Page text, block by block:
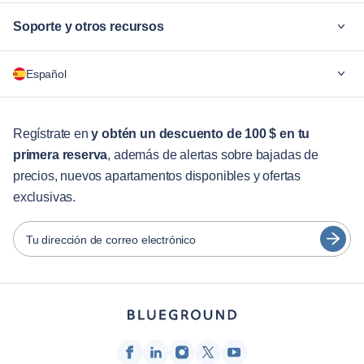
Soporte y otros recursos
Para las empresas
Servicios para huéspedes
Guías de ciudades
Socios
Operadores de alquiler amueblado
Propietarios
Socios de franquicia
Español
English
Português
Español
Français
Türkçe
Regístrate eny obtén un descuento de 100 $ en tu
primera reserva, además de alertas sobre bajadas de
precios, nuevos apartamentos disponibles y ofertas
exclusivas.
Tu dirección de correo electrónico